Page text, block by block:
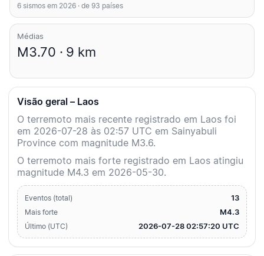
6 sismos em 2026 · de 93 países
Médias
M3.70 · 9 km
Visão geral – Laos
O terremoto mais recente registrado em Laos foi
em 2026-07-28 às 02:57 UTC em Sainyabuli
Province com magnitude M3.6.
O terremoto mais forte registrado em Laos atingiu
magnitude M4.3 em 2026-05-30.
Eventos (total) 13
Mais forte M4.3
Último (UTC) 2026-07-28 02:57:20 UTC